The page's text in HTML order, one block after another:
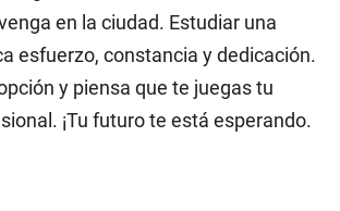
en la ciudad. Estudiar una
esfuerzo, constancia y dedicación.
y piensa que te juegas tu
¡Tu futuro te está esperando.